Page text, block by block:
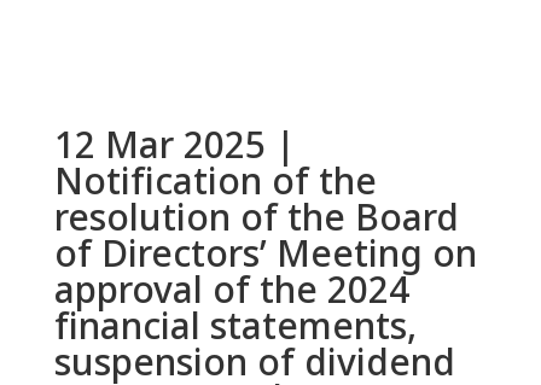
12 Mar 2025 |
Notification of the
resolution of the Board
of Directors’ Meeting on
approval of the 2024
financial statements,
suspension of dividend